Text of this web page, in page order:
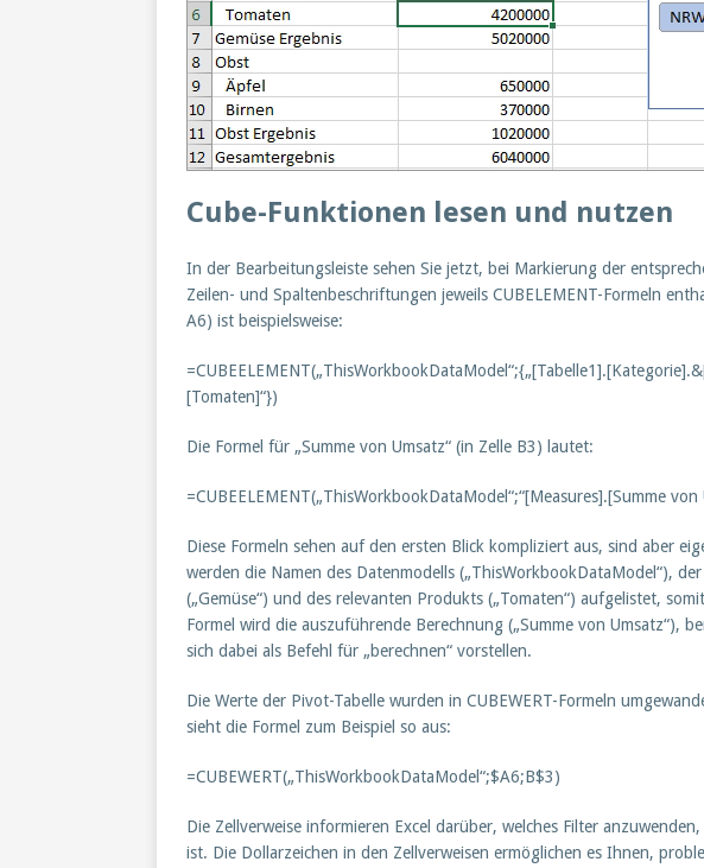
Cube-Funktionen lesen und nutzen
In der Bearbeitungsleiste sehen Sie jetzt, bei Markierung der
Zeilen- und Spaltenbeschriftungen jeweils CUBELEMENT-Formeln
A6) ist beispielsweise:
[Tomaten]“})
Die Formel für „Summe von Umsatz“ (in Zelle B3) lautet:
=CUBEELEMENT(„ThisWorkbookDataModel“;“[Measures].[Summe von
Diese Formeln sehen auf den ersten Blick kompliziert aus, sind aber
werden die Namen des Datenmodells („ThisWorkbookDataModel“),
(„Gemüse“) und des relevanten Produkts („Tomaten“) aufgelistet,
Formel wird die auszuführende Berechnung („Summe von Umsatz“),
sich dabei als Befehl für „berechnen“ vorstellen.
Die Werte der Pivot-Tabelle wurden in CUBEWERT-Formeln
sieht die Formel zum Beispiel so aus:
=CUBEWERT(„ThisWorkbookDataModel“;$A6;B$3)
Die Zellverweise informieren Excel darüber, welches Filter
ist. Die Dollarzeichen in den Zellverweisen ermöglichen es Ihnen,